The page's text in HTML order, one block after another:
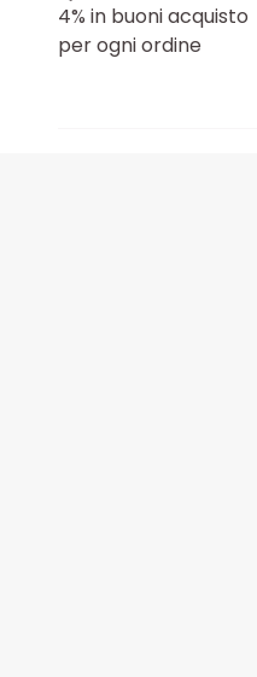
4% in buoni acquisto
per ogni ordine